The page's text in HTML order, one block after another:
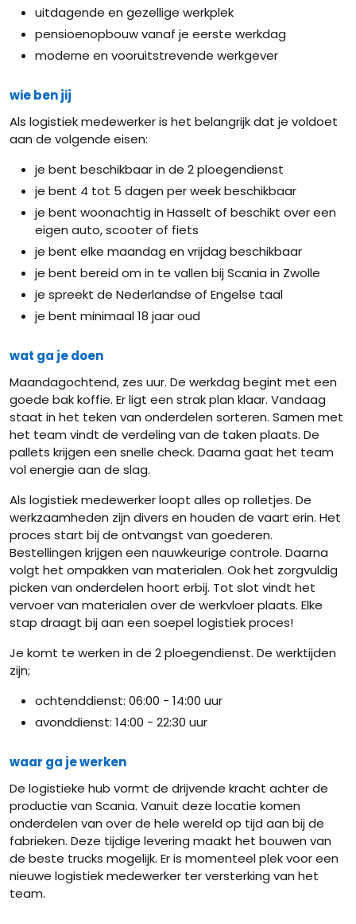
uitdagende en gezellige werkplek
pensioenopbouw vanaf je eerste werkdag
moderne en vooruitstrevende werkgever
wie ben jij
Als logistiek medewerker is het belangrijk dat je voldoet
aan de volgende eisen:
je bent beschikbaar in de 2 ploegendienst
je bent 4 tot 5 dagen per week beschikbaar
je bent woonachtig in Hasselt of beschikt over een
eigen auto, scooter of fiets
je bent elke maandag en vrijdag beschikbaar
je bent bereid om in te vallen bij Scania in Zwolle
je spreekt de Nederlandse of Engelse taal
je bent minimaal 18 jaar oud
wat ga je doen
Maandagochtend, zes uur. De werkdag begint met een
goede bak koffie. Er ligt een strak plan klaar. Vandaag
staat in het teken van onderdelen sorteren. Samen met
het team vindt de verdeling van de taken plaats. De
pallets krijgen een snelle check. Daarna gaat het team
vol energie aan de slag.
Als logistiek medewerker loopt alles op rolletjes. De
werkzaamheden zijn divers en houden de vaart erin. Het
proces start bij de ontvangst van goederen.
Bestellingen krijgen een nauwkeurige controle. Daarna
volgt het ompakken van materialen. Ook het zorgvuldig
picken van onderdelen hoort erbij. Tot slot vindt het
vervoer van materialen over de werkvloer plaats. Elke
stap draagt bij aan een soepel logistiek proces!
Je komt te werken in de 2 ploegendienst. De werktijden
zijn;
ochtenddienst: 06:00 - 14:00 uur
avonddienst: 14:00 - 22:30 uur
waar ga je werken
De logistieke hub vormt de drijvende kracht achter de
productie van Scania. Vanuit deze locatie komen
onderdelen van over de hele wereld op tijd aan bij de
fabrieken. Deze tijdige levering maakt het bouwen van
de beste trucks mogelijk. Er is momenteel plek voor een
nieuwe logistiek medewerker ter versterking van het
team.